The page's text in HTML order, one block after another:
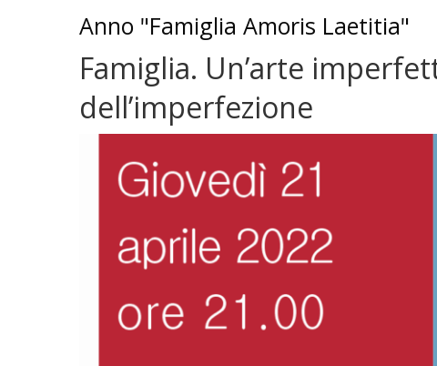
Anno "Famiglia Amoris Laetitia"
Famiglia. Un’arte
dell’imperfezione